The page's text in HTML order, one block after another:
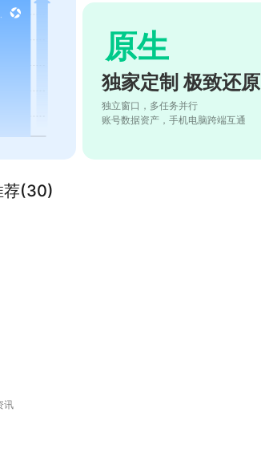
原生
独家定制 极致还原
独立窗口，多任务并行
账号数据资产，手机电脑跨端互通
荐(30)
讯